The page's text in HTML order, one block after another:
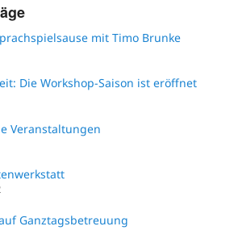
mit Timo Brunke
Die Workshop-Saison ist eröffnet
Veranstaltungen
Ganztagsbetreuung